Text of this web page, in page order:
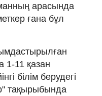
арасында
ғана бұл
1-11 қазан
білім берудегі
тақырыбында